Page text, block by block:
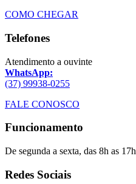
COMO CHEGAR
Telefones
Atendimento a ouvinte
WhatsApp:
(37) 99938-0255
FALE CONOSCO
Funcionamento
De segunda a sexta, das 8h as 17h
Redes Sociais